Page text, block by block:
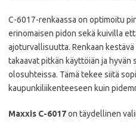
C-6017-renkaassa on optimoitu
erinomaisen pidon sekä kuivilla
ajoturvallisuutta. Renkaan
takaavat pitkän käyttöiän ja hyvän
olosuhteissa. Tämä tekee siitä
kaupunkiliikenteeseen kuin
Maxxis C-6017on täydellinen